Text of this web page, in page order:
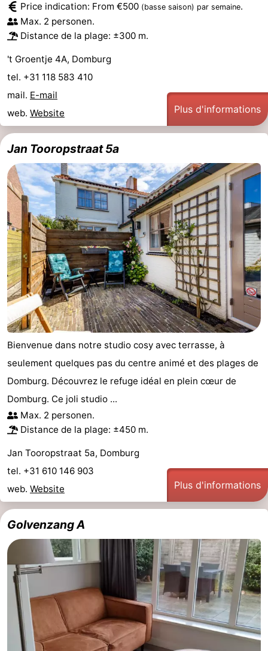
Price indication: From €500 (basse saison) par semaine.
Max. 2 personen.
Distance de la plage: ±300 m.
't Groentje 4A, Domburg
tel. +31 118 583 410
mail. E-mail
web. Website Plus d'informations
Jan Tooropstraat 5a
Bienvenue dans notre studio cosy avec terrasse, à
seulement quelques pas du centre animé et des plages de
Domburg. Découvrez le refuge idéal en plein cœur de
Domburg. Ce joli studio ...
Max. 2 personen.
Distance de la plage: ±450 m.
Jan Tooropstraat 5a, Domburg
tel. +31 610 146 903
web. Website Plus d'informations
Golvenzang A